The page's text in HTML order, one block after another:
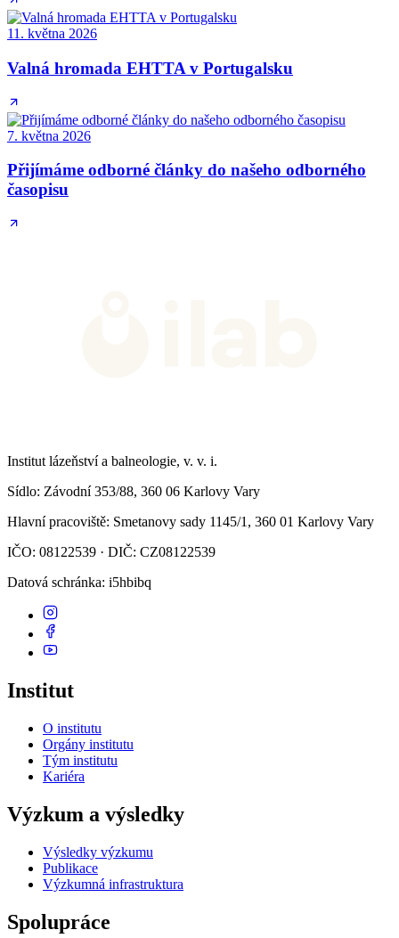
11. května 2026
Valná hromada EHTTA v Portugalsku
7. května 2026
Přijímáme odborné články do našeho odborného
časopisu
Institut lázeňství a balneologie, v. v. i.
Sídlo: Závodní 353/88, 360 06 Karlovy Vary
Hlavní pracoviště: Smetanovy sady 1145/1, 360 01 Karlovy Vary
IČO: 08122539 · DIČ: CZ08122539
Datová schránka: i5hbibq
Institut
O institutu
Orgány institutu
Tým institutu
Kariéra
Výzkum a výsledky
Výsledky výzkumu
Publikace
Výzkumná infrastruktura
Spolupráce